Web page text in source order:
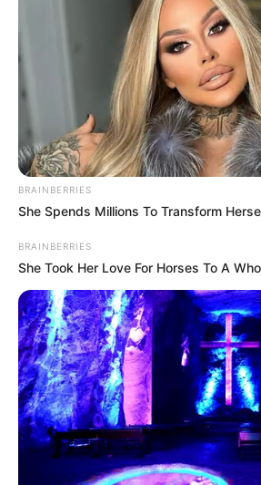
BRAINBERRIES
She Spends Millions To Transform
BRAINBERRIES
She Took Her Love For Horses To A